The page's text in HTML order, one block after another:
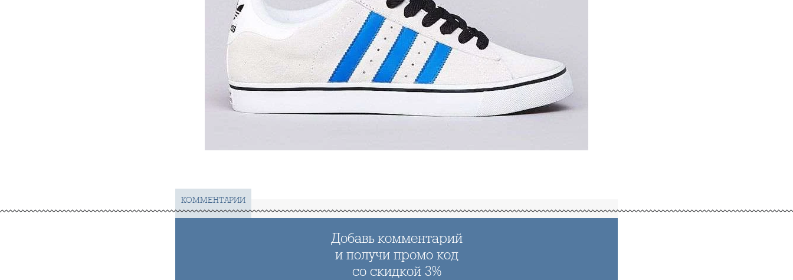
КОММЕНТАРИИ
Добавь комментарий
и получи промо код
со скидкой 3%